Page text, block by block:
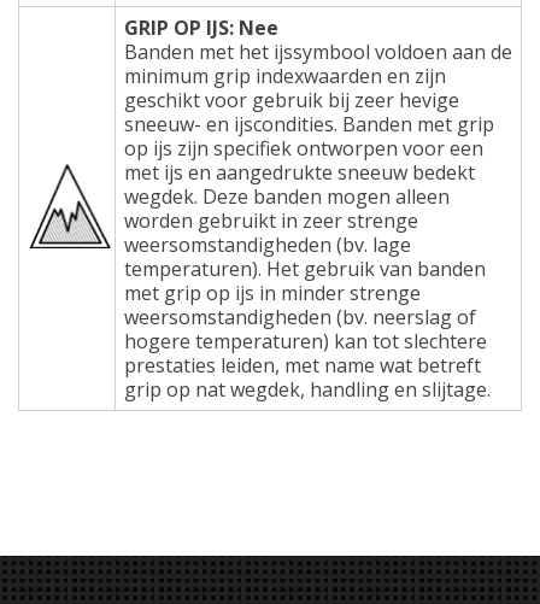
GRIP OP IJS: Nee
Banden met het ijssymbool voldoen aan de
minimum grip indexwaarden en zijn
geschikt voor gebruik bij zeer hevige
sneeuw- en ijscondities. Banden met grip
op ijs zijn specifiek ontworpen voor een
met ijs en aangedrukte sneeuw bedekt
wegdek. Deze banden mogen alleen
worden gebruikt in zeer strenge
weersomstandigheden (bv. lage
temperaturen). Het gebruik van banden
met grip op ijs in minder strenge
weersomstandigheden (bv. neerslag of
hogere temperaturen) kan tot slechtere
prestaties leiden, met name wat betreft
grip op nat wegdek, handling en slijtage.